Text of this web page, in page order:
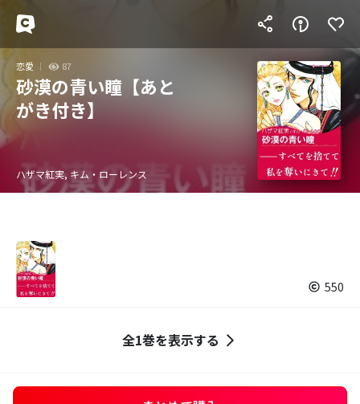
恋愛 87
砂漠の青い瞳【あと
がき付き】
ハザマ紅実, キム・ローレンス
550
全1巻を表示する